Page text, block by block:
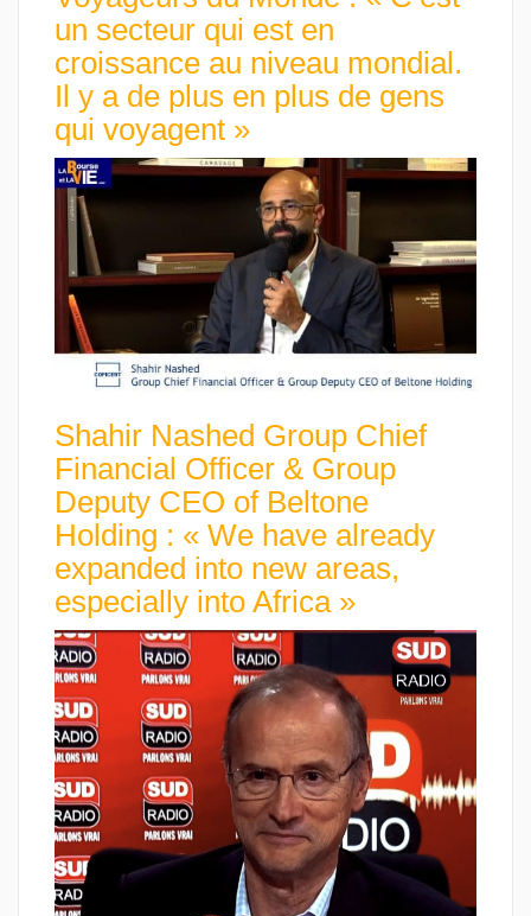
un secteur qui est en
croissance au niveau mondial.
Il y a de plus en plus de gens
qui voyagent »
Shahir Nashed Group Chief
Financial Officer & Group
Deputy CEO of Beltone
Holding : « We have already
expanded into new areas,
especially into Africa »